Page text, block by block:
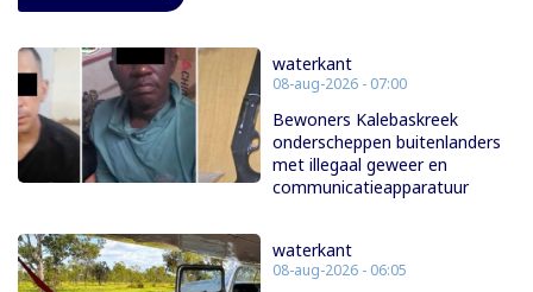
waterkant
08-aug-2026 - 07:00
Bewoners Kalebaskreek
onderscheppen buitenlanders
met illegaal geweer en
communicatieapparatuur
waterkant
08-aug-2026 - 06:05